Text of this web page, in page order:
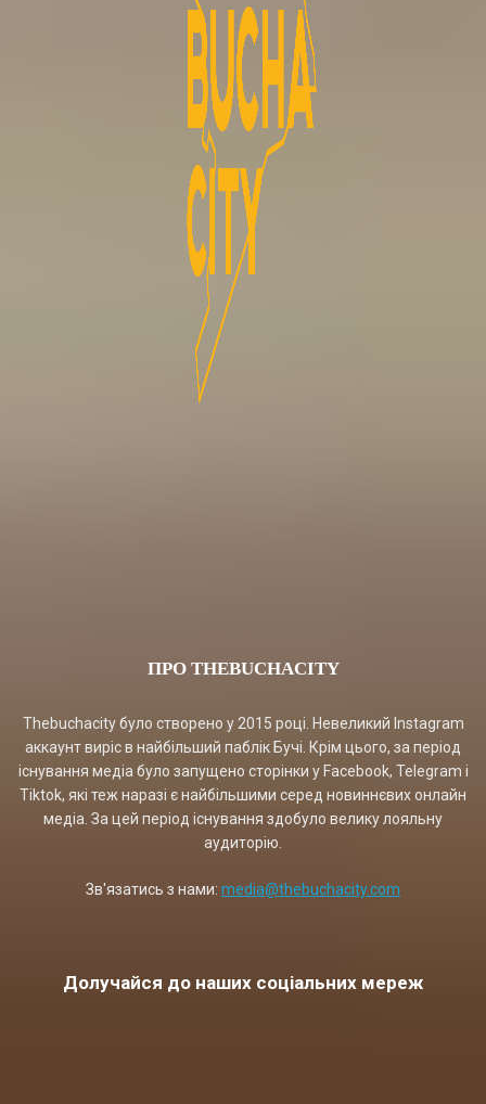
ПРО THEBUCHACITY
Thebuchacity було створено у 2015 році. Невеликий Instagram
аккаунт виріс в найбільший паблік Бучі. Крім цього, за період
існування медіа було запущено сторінки у Facebook, Telegram і
Tiktok, які теж наразі є найбільшими серед новиннєвих онлайн
медіа. За цей період існування здобуло велику лояльну
аудиторію.
Зв'язатись з нами: media@thebuchacity.com
Долучайся до наших соціальних мереж